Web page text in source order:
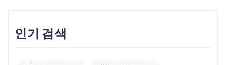
인기 검색